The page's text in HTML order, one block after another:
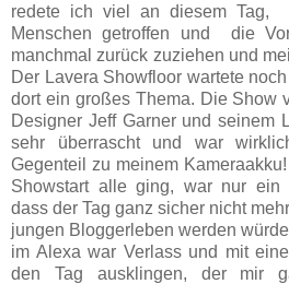
redete ich viel an diesem Tag,
Menschen getroffen und die
manchmal zurück zuziehen und
Der Lavera Showfloor wartete
dort ein großes Thema. Die Show
Designer Jeff Garner und seinem
sehr überrascht und war
Gegenteil zu meinem
Showstart alle ging, war nur ein
dass der Tag ganz sicher nicht
jungen Bloggerleben werden
im Alexa war Verlass und mit
den Tag ausklingen, der mir